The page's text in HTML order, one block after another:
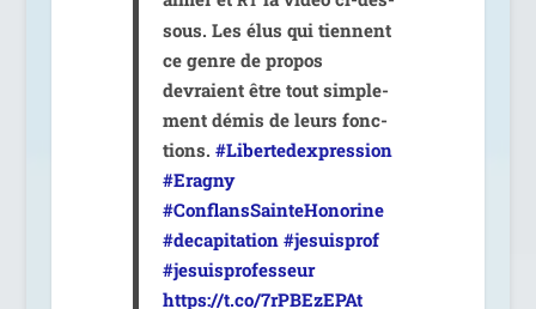
sous. Les élus qui tiennent
ce genre de pro­pos
devraient être tout sim­ple­
ment démis de leurs fonc­
tions. #Libertedexpression
#Eragny
#ConflansSainteHonorine
#deca­pi­ta­tion #jesuis­prof
#jesuis­pro­fes­seur
https://t.co/7rPBEzEPAt